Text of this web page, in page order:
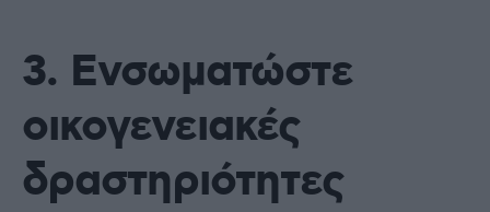
3. Ενσωματώστε
οικογενειακές
δραστηριότητες